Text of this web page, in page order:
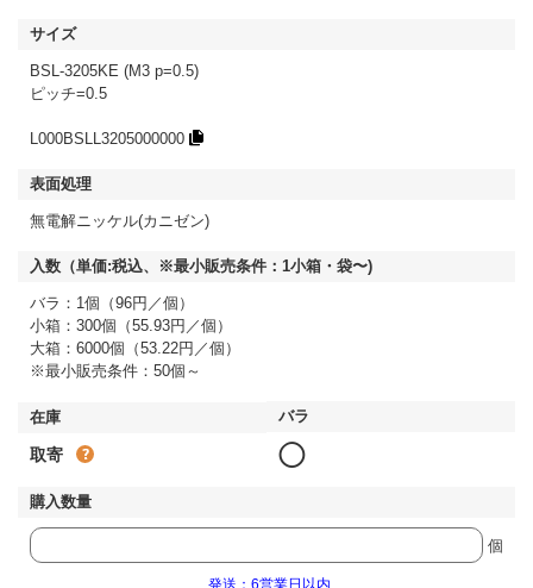
BSL-3205KE (M3 p=0.5)
ピッチ=0.5
L000BSLL3205000000
無電解ニッケル(カニゼン)
バラ：1個（96円／個）
小箱：300個（55.93円／個）
大箱：6000個（53.22円／個）
※最小販売条件：50個～
取寄 ◯
個